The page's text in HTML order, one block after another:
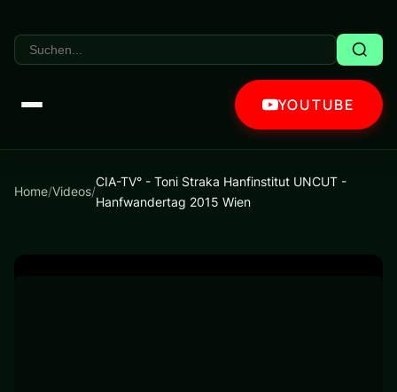
YOUTUBE
Home/Videos/
CIA-TV° - Toni Straka Hanfinstitut UNCUT -
Hanfwandertag 2015 Wien